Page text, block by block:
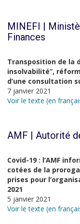
MINEFI |
Finances
Transposition de la
insolvabilité”,
d’une consultation
7 janvier 2021
Voir le texte (en
AMF | Autorité
Covid-19 : l’AMF
cotées de la
prises pour
2021
5 janvier 2021
Voir le texte (en